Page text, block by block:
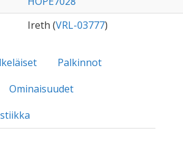
Ireth (VRL-03777)
Palkinnot
Ominaisuudet